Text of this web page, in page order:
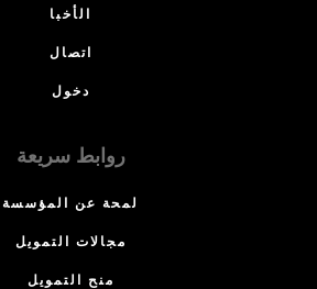
الأخبا
اتصال
دخول
روابط سريعة
لمحة عن المؤسسة
مجالات التمويل
منح التمويل